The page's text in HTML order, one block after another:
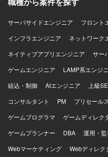
を推進できる方が望ましいです。 【ポジションの魅
較的大規模なクラウドネイ
クの構築をチームの一員と
ェクトに関わりながらスキ
用したコンテナ化に取り組
務で習得できます。将来的
学習やAI関連プロジェクト
す。 【開発環境】 AWSを中心としたクラウドインフラ上
で、Terraformや
やPuppetなどの構成管理ツ
Lambda）を組み合わせた環
サーバサイドエンジニア
フロント
インフラエンジニア
ネットワーク
ネイティブアプリエンジニア
サー
ゲームエンジニア
LAMP系エンジ
組込・制御
AIエンジニア 上級SE
コンサルタント
PM プリセールス
ゲームプログラマ
ゲームディレク
ゲームプランナー
DBA 運用・監
Webマーケティング
Webディレク